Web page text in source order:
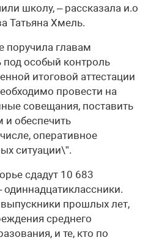
школу, – рассказала и.о
Татьяна Хмель.
поручила главам
под особый контроль
итоговой аттестации
провести на
совещания, поставить
и обеспечить
оперативное
ситуации\”.
сдадут 10 683
одиннадцатиклассники.
прошлых лет,
среднего
и те, кто по